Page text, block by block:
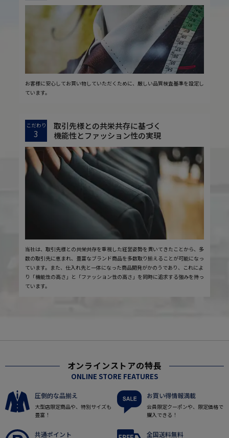
お客様に安心してお買い物していただくために、厳しい品質検査基準を設定し
ています。
こだわり
3
取引先様との共栄共存に基づく
機能性とファッション性の実現
当社は、取引先様との共栄共存を重視した経営姿勢を貫いてきたことから、多
数の取引先に恵まれ、豊富なブランド商品を多数取り揃えることが可能になっ
ています。また、仕入れ先と一体になった商品開発がかのうであり、これによ
り「機能性の高さ」と「ファッション性の高さ」を同時に追求する強みを持っ
ています。
オンラインストアの特長
ONLINE STORE FEATURES
圧倒的な品揃え
大型店限定商品や、特別サイズも
豊富！
お買い得情報満載
会員限定クーポンや、限定価格で
購入できる！
共通ポイント 全国送料無料